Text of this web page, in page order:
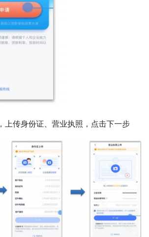
上传身份证、营业执照，点击下一步